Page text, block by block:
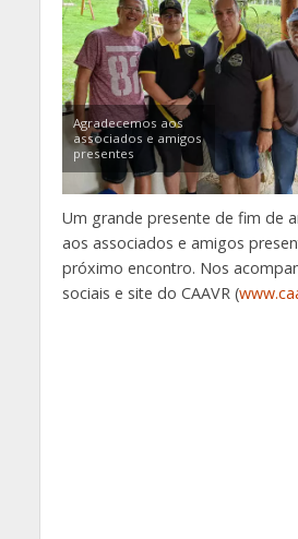
Agradecemos aos
associados e amigos
presentes
Um grande presente de fim de
aos associados e amigos
próximo encontro. Nos
sociais e site do CAAVR (